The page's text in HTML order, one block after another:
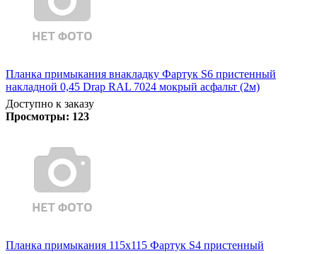
Планка примыкания внакладку Фартук S6 пристенный
накладной 0,45 Drap RAL 7024 мокрый асфальт (2м)
Доступно к заказу
Просмотры: 123
Планка примыкания 115х115 Фартук S4 пристенный